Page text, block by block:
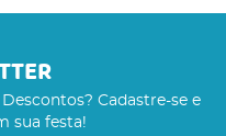
Cadastre-se e
sua festa!